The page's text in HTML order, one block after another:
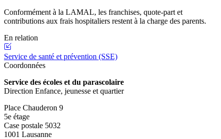
Conformément à la LAMAL, les franchises, quote-part et
contributions aux frais hospitaliers restent à la charge des parents.
En relation
Service de santé et prévention (SSE)
Coordonnées
Service des écoles et du parascolaire
Direction Enfance, jeunesse et quartier
Place Chauderon 9
5e étage
Case postale 5032
1001 Lausanne